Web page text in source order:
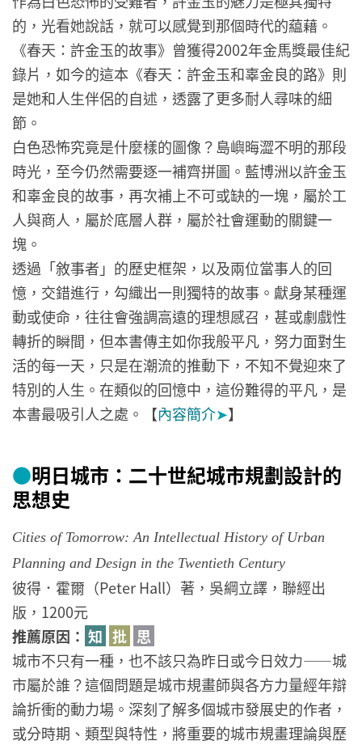
的，光看她說話，就可以感覺到那個時代的藴藉。
《春天：許金玉的故事》曾獲得2002年金馬獎最佳紀
錄片，如今的這本《春天：許金玉和辜金良的路》則
是她和人生伴侶的自述，透露了更多耐人尋味的細
節。
白色恐怖究竟是什麼樣的圖像？島嶼晦澀不明的那段
時光，至今仍然需要逐一補齊拼圖。藍博洲以許金玉
和辜金良的故事，再次補上不可或缺的一塊，屬於工
人與商人，屬於底層人群，屬於社會運動的關鍵一
塊。
透過「敘事者」的歷史框架，以及兩位當事人的回
憶，交錯進行，勾織出一則獨特的故事。獻身某種運
動或使命，往往會強調高遠的理想感召，甚或劇戲性
轉折的瞬間，但本書傳主如你我般平凡，努力面對生
活的每一天，只是在潮流的推動下，不知不覺迎來了
特別的人生。在類似的回憶中，這份難得的平凡，是
本書最吸引人之處。【內容簡介➤】
●明日城市：二十世紀城市規劃設計的
思想史
Cities of Tomorrow: An Intellectual History of Urban
Planning and Design in the Twentieth Century
彼得．霍爾（Peter Hall）著，吳綱立譯，聯經出
版，1200元
推薦原因： 知 批 思
城市不只有一種，也不該只為昨日或今日效力——城
市屬於誰？這個問題是城市規畫師與各方力量經年辯
論折衝的動力場。深刻了解多個城市發展史的作者，
或分時期、類型與特性，將重要的城市規畫理論與歷